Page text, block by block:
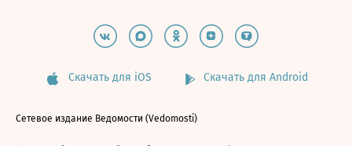
Скачать для iOS Скачать для Android
Сетевое издание Ведомости (Vedomosti)